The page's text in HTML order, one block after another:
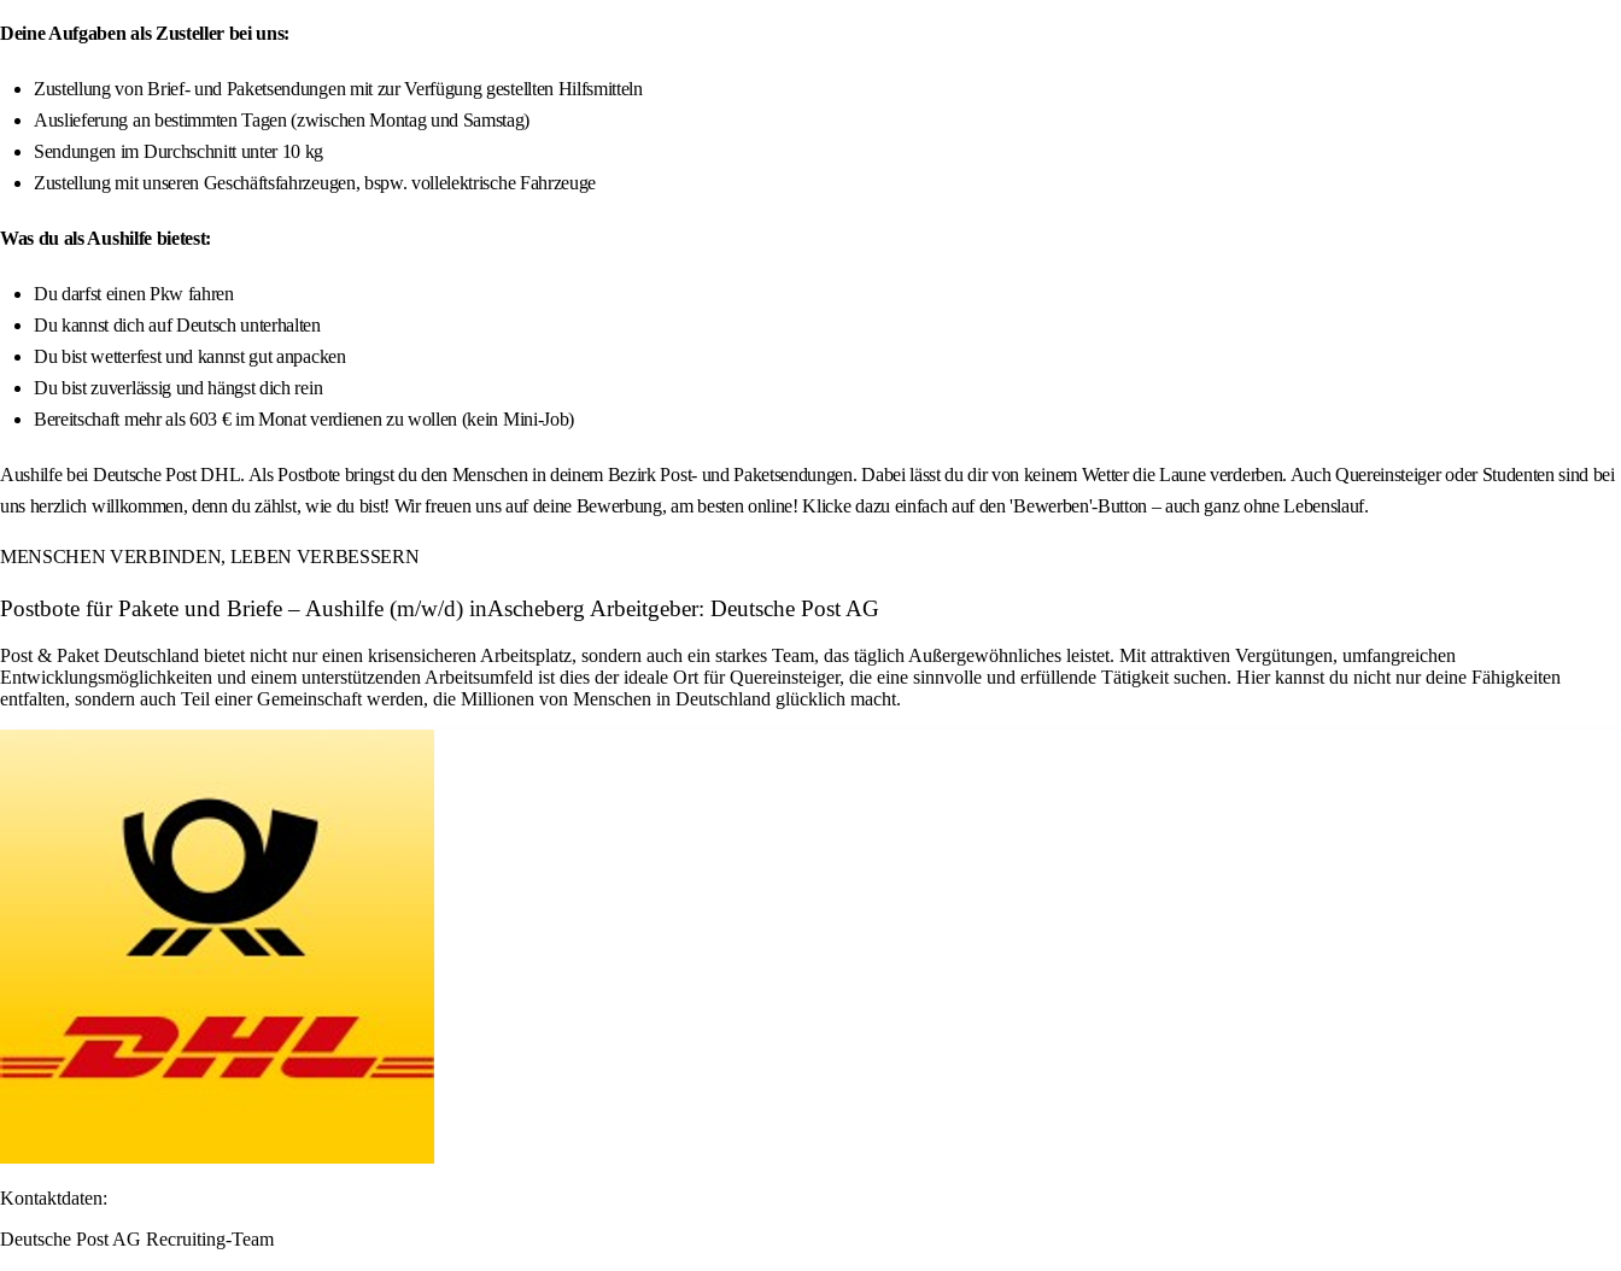
Deine Aufgaben als Zusteller bei uns:
Zustellung von Brief- und Paketsendungen mit zur Verfügung gestellten Hilfsmitteln
Auslieferung an bestimmten Tagen (zwischen Montag und Samstag)
Sendungen im Durchschnitt unter 10 kg
Zustellung mit unseren Geschäftsfahrzeugen, bspw. vollelektrische Fahrzeuge
Was du als Aushilfe bietest:
Du darfst einen Pkw fahren
Du kannst dich auf Deutsch unterhalten
Du bist wetterfest und kannst gut anpacken
Du bist zuverlässig und hängst dich rein
Bereitschaft mehr als 603 € im Monat verdienen zu wollen (kein Mini-Job)
Aushilfe bei Deutsche Post DHL. Als Postbote bringst du den Menschen in deinem Bezirk Post- und Paketsendungen. Dabei lässt du dir von keinem Wetter die Laune verderben. Auch Quereinsteiger oder Studenten sind bei
uns herzlich willkommen, denn du zählst, wie du bist! Wir freuen uns auf deine Bewerbung, am besten online! Klicke dazu einfach auf den 'Bewerben'-Button – auch ganz ohne Lebenslauf.
MENSCHEN VERBINDEN, LEBEN VERBESSERN
Postbote für Pakete und Briefe – Aushilfe (m/w/d) inAscheberg Arbeitgeber: Deutsche Post AG
Post & Paket Deutschland bietet nicht nur einen krisensicheren Arbeitsplatz, sondern auch ein starkes Team, das täglich Außergewöhnliches leistet. Mit attraktiven Vergütungen, umfangreichen
Entwicklungsmöglichkeiten und einem unterstützenden Arbeitsumfeld ist dies der ideale Ort für Quereinsteiger, die eine sinnvolle und erfüllende Tätigkeit suchen. Hier kannst du nicht nur deine Fähigkeiten
entfalten, sondern auch Teil einer Gemeinschaft werden, die Millionen von Menschen in Deutschland glücklich macht.
Kontaktdaten:
Deutsche Post AG Recruiting-Team